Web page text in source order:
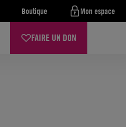
Boutique Mon espace
FAIRE UN DON